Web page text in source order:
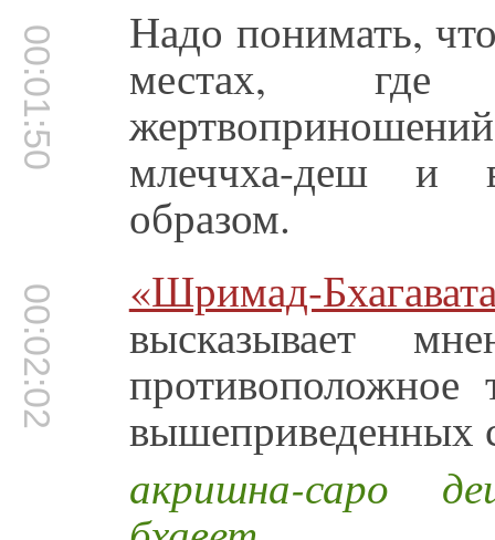
00:01:50 Надо понимать,
местах, где
млеччха-деш и
образом.
00:02:02 «Шримад-
высказывает
вышеприведенных
акришна-саро